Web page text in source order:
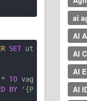
SET ut
TO vag
BY
'{P
ai
AI
AI
AI
AI